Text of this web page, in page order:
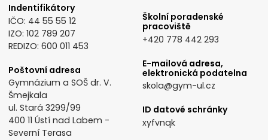
Indentifikátory
IČO: 44 55 55 12
IZO: 102 789 207
REDIZO: 600 011 453
Poštovní adresa
Gymnázium a SOŠ dr. V.
Šmejkala
ul. Stará 3299/99
400 11 Ústí nad Labem -
Severní Terasa
Školní poradenské
pracoviště
+420 778 442 293
E-mailová adresa,
elektronická podatelna
skola@gym-ul.cz
ID datové schránky
xyfvnqk